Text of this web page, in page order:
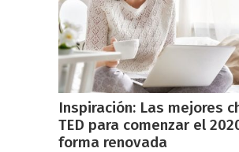
Inspiración: Las mejores
TED para comenzar el
forma renovada